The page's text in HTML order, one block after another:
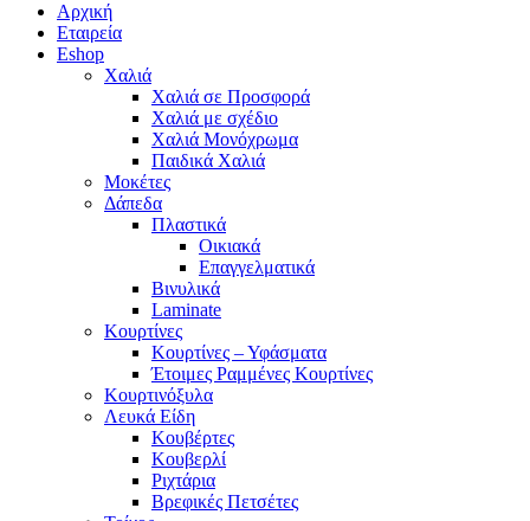
Αρχική
Εταιρεία
Eshop
Χαλιά
Χαλιά σε Προσφορά
Χαλιά με σχέδιο
Χαλιά Μονόχρωμα
Παιδικά Χαλιά
Μοκέτες
Δάπεδα
Πλαστικά
Οικιακά
Επαγγελματικά
Βινυλικά
Laminate
Κουρτίνες
Κουρτίνες – Υφάσματα
Έτοιμες Ραμμένες Κουρτίνες
Κουρτινόξυλα
Λευκά Είδη
Κουβέρτες
Κουβερλί
Ριχτάρια
Βρεφικές Πετσέτες